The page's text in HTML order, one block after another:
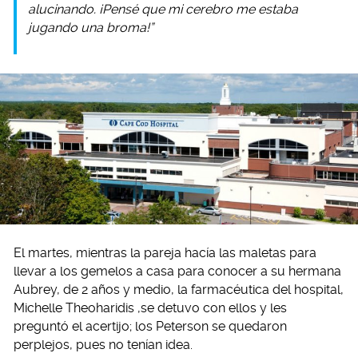
alucinando. ¡Pensé que mi cerebro me estaba
jugando una broma!”
El martes, mientras la pareja hacía las maletas para
llevar a los gemelos a casa para conocer a su hermana
Aubrey, de 2 años y medio, la farmacéutica del hospital,
Michelle Theoharidis ,se detuvo con ellos y les
preguntó el acertijo; los Peterson se quedaron
perplejos, pues no tenían idea.